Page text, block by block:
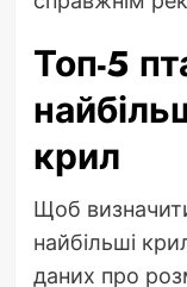
Топ-5
крил
Щоб
найбільші
даних про